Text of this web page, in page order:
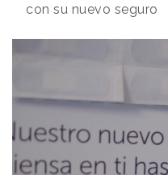
con su nuevo seguro